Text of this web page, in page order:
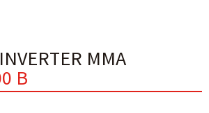
MMA
B